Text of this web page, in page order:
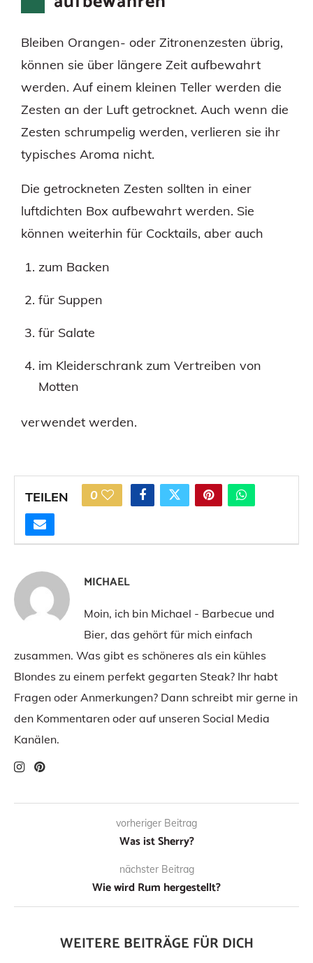
Bleiben Orangen- oder Zitronenzesten übrig,
können sie über längere Zeit aufbewahrt
werden. Auf einem kleinen Teller werden die
Zesten an der Luft getrocknet. Auch wenn die
Zesten schrumpelig werden, verlieren sie ihr
typisches Aroma nicht.
Die getrockneten Zesten sollten in einer
luftdichten Box aufbewahrt werden. Sie
können weiterhin für Cocktails, aber auch
zum Backen
für Suppen
für Salate
im Kleiderschrank zum Vertreiben von
Motten
verwendet werden.
TEILEN 0
MICHAEL
Moin, ich bin Michael - Barbecue und
Bier, das gehört für mich einfach
zusammen. Was gibt es schöneres als ein kühles
Blondes zu einem perfekt gegarten Steak? Ihr habt
Fragen oder Anmerkungen? Dann schreibt mir gerne in
den Kommentaren oder auf unseren Social Media
Kanälen.
vorheriger Beitrag
Was ist Sherry?
nächster Beitrag
Wie wird Rum hergestellt?
WEITERE BEITRÄGE FÜR DICH